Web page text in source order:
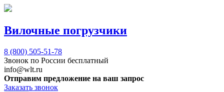
Вилочные погрузчики
8 (800) 505-51-78
Звонок по России бесплатный
info@wlt.ru
Отправим предложение на ваш запрос
Заказать звонок